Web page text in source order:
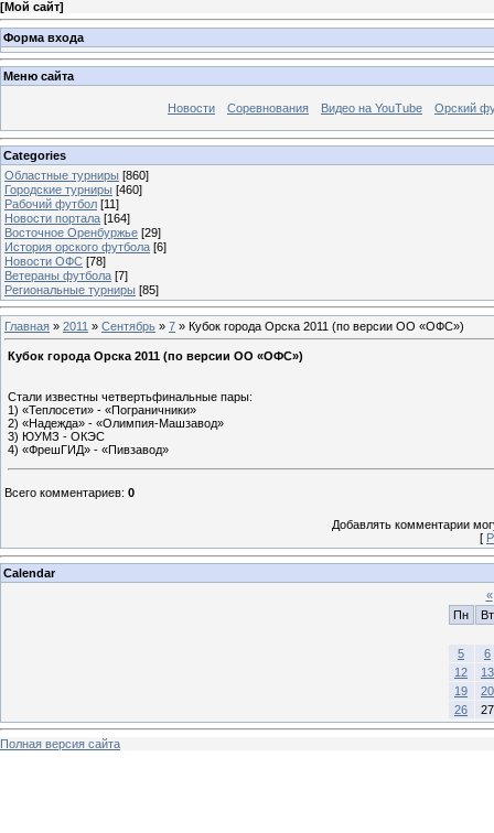
[Мой сайт]
Форма входа
Меню сайта
Новости Соревнования Видео на YouTube Орский
Categories
Областные турниры [860]
Городские турниры [460]
Рабочий футбол [11]
Новости портала [164]
Восточное Оренбуржье [29]
История орского футбола [6]
Новости ОФС [78]
Ветераны футбола [7]
Региональные турниры [85]
Главная » 2011 » Сентябрь » 7 » Кубок города Орска 2011 (по версии ОО «ОФС»)
Кубок города Орска 2011 (по версии ОО «ОФС»)
Стали известны четвертьфинальные пары:
1) «Теплосети» - «Пограничники»
2) «Надежда» - «Олимпия-Машзавод»
3) ЮУМЗ - ОКЭС
4) «ФрешГИД» - «Пивзавод»
Всего комментариев: 0
Добавлять комментарии
[
Calendar
«
Пн
Вт
5
6
12
13
19
20
26
27
Полная версия сайта